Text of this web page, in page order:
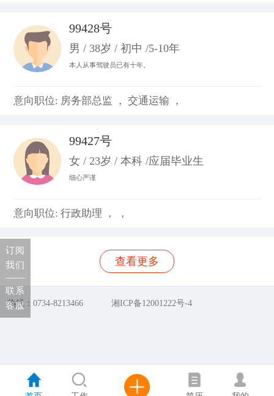
99428号
男 / 38岁 / 初中 /5-10年
本人从事驾驶员已有十年。
意向职位: 房务部总监 ， 交通运输 ，
99427号
女 / 23岁 / 本科 /应届毕业生
细心严谨
意向职位: 行政助理 ， ，
查看更多
热线：0734-8213466 湘ICP备12001222号-4
订阅
我们
联系
客服